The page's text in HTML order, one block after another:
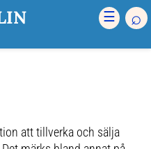
☰ ⌕
att tillverka och sälja